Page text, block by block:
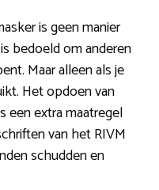
is geen manier
bedoeld om anderen
Maar alleen als je
Het opdoen van
een extra maatregel
van het RIVM
schudden en